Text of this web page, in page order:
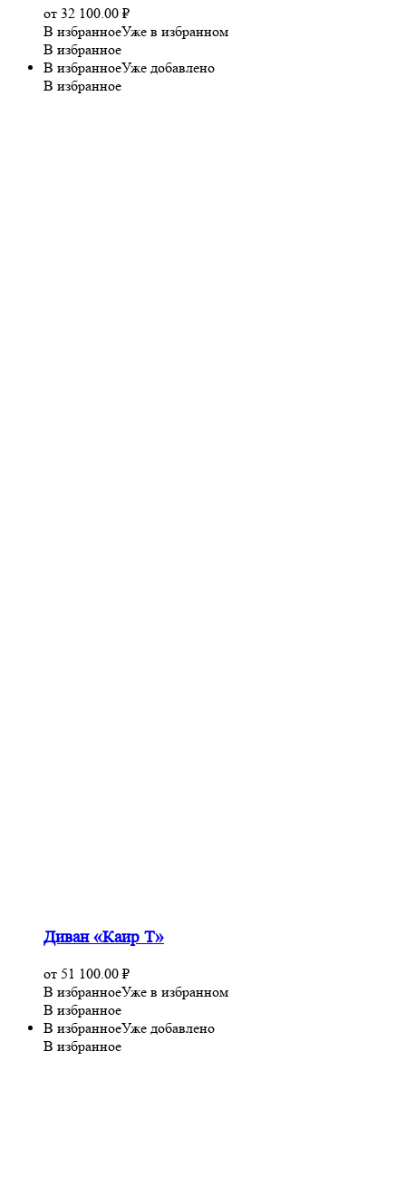
от 32 100.00 ₽
В избранноеУже в избранном
В избранное
В избранноеУже добавлено
В избранное
Диван «Каир Т»
от 51 100.00 ₽
В избранноеУже в избранном
В избранное
В избранноеУже добавлено
В избранное